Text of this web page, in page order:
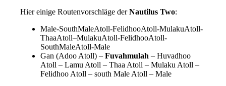
Hier einige Routenvorschläge derNautilus Two:
Male-SouthMaleAtoll-FelidhooAtoll-MulakuAtoll-
ThaaAtoll–MulakuAtoll-FelidhooAtoll-
SouthMaleAtoll-Male
Gan (Adoo Atoll) –Fuvahmulah – Huvadhoo
Atoll – Lamu Atoll – Thaa Atoll – Mulaku Atoll –
Felidhoo Atoll – south Male Atoll – Male